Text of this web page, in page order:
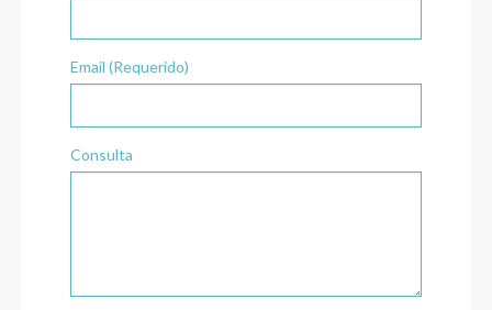
Email (Requerido)
Consulta